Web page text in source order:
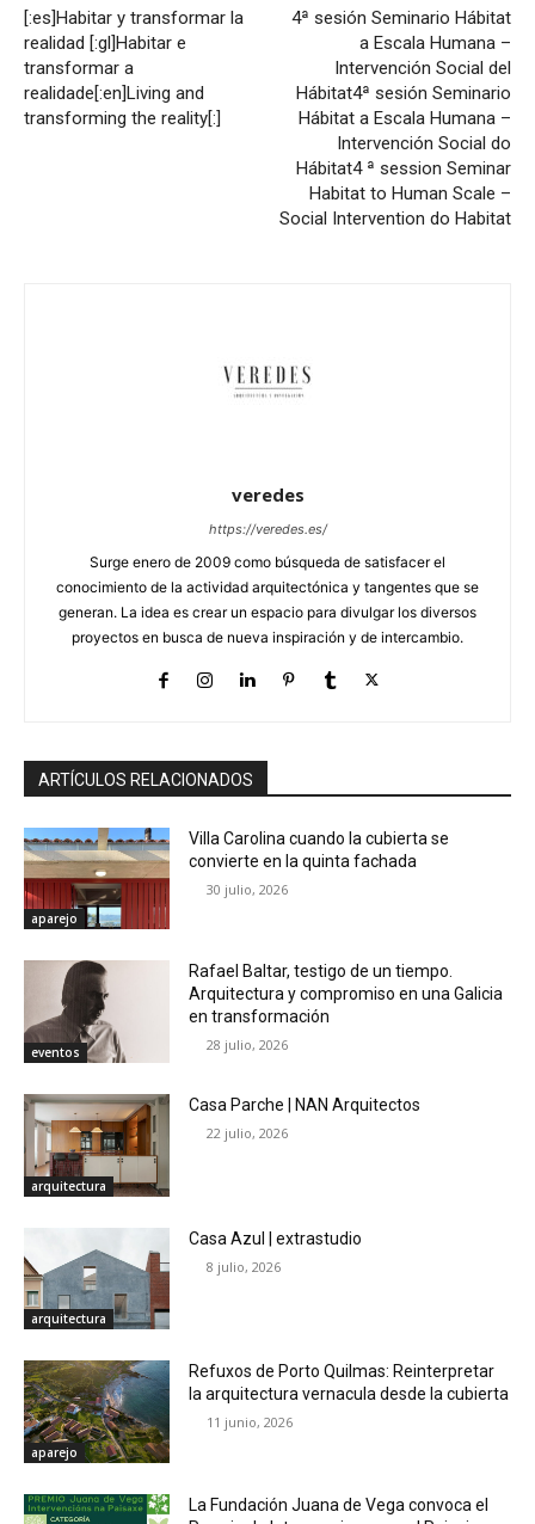
[:es]Habitar y transformar la
realidad [:gl]Habitar e
transformar a
realidade[:en]Living and
transforming the reality[:]
4ª sesión Seminario Hábitat
a Escala Humana –
Intervención Social del
Hábitat4ª sesión Seminario
Hábitat a Escala Humana –
Intervención Social do
Hábitat4 ª session Seminar
Habitat to Human Scale –
Social Intervention do Habitat
veredes
https://veredes.es/
Surge enero de 2009 como búsqueda de satisfacer el
conocimiento de la actividad arquitectónica y tangentes que se
generan. La idea es crear un espacio para divulgar los diversos
proyectos en busca de nueva inspiración y de intercambio.
ARTÍCULOS RELACIONADOS
aparejo
Villa Carolina cuando la cubierta se
convierte en la quinta fachada
30 julio, 2026
eventos
Rafael Baltar, testigo de un tiempo.
Arquitectura y compromiso en una Galicia
en transformación
28 julio, 2026
arquitectura
Casa Parche | NAN Arquitectos
22 julio, 2026
arquitectura
Casa Azul | extrastudio
8 julio, 2026
aparejo
Refuxos de Porto Quilmas: Reinterpretar
la arquitectura vernacula desde la cubierta
11 junio, 2026
La Fundación Juana de Vega convoca el